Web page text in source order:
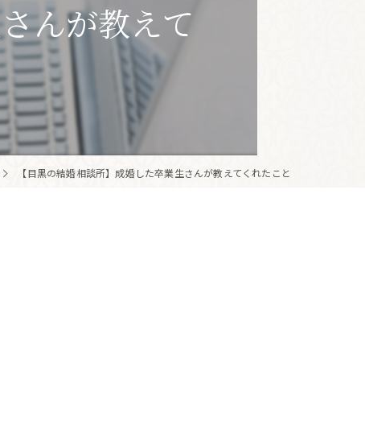
んが教えて
【目黒の結婚相談所】成婚した卒業生さんが教えてくれたこと